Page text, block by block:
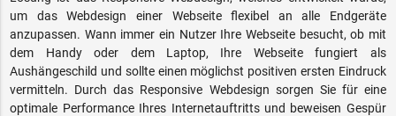
um das Webdesign einer Webseite flexibel an alle Endgeräte
anzupassen. Wann immer ein Nutzer Ihre Webseite besucht, ob mit
dem Handy oder dem Laptop, Ihre Webseite fungiert als
Aushängeschild und sollte einen möglichst positiven ersten Eindruck
vermitteln. Durch das Responsive Webdesign sorgen Sie für eine
optimale Performance Ihres Internetauftritts und beweisen Gespür